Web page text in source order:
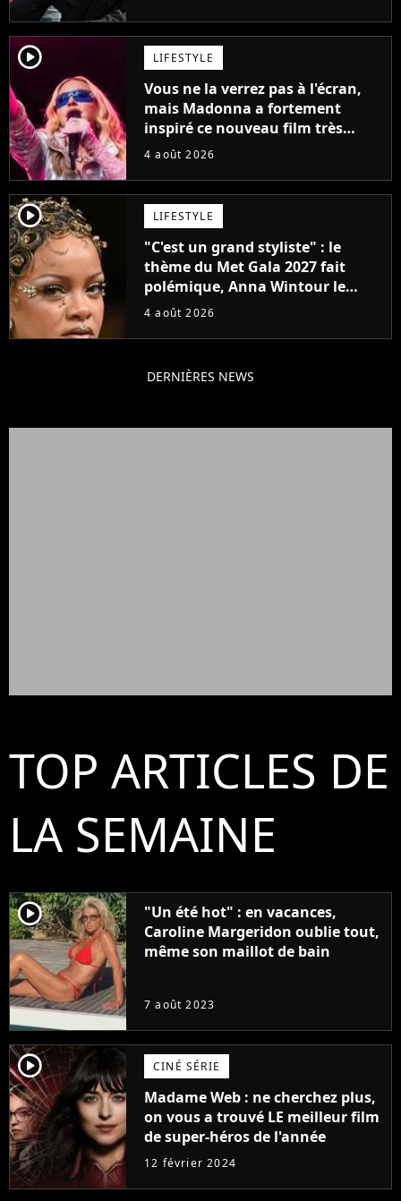
player2 LIFESTYLE
Vous ne la verrez pas à l'écran,
mais Madonna a fortement
inspiré ce nouveau film très
attendu
4 août 2026
player2 LIFESTYLE
"C'est un grand styliste" : le
thème du Met Gala 2027 fait
polémique, Anna Wintour le
défend
4 août 2026
DERNIÈRES NEWS
TOP ARTICLES DE
LA SEMAINE
player2
"Un été hot" : en vacances,
Caroline Margeridon oublie tout,
même son maillot de bain
7 août 2023
player2 CINÉ SÉRIE
Madame Web : ne cherchez plus,
on vous a trouvé LE meilleur film
de super-héros de l'année
12 février 2024